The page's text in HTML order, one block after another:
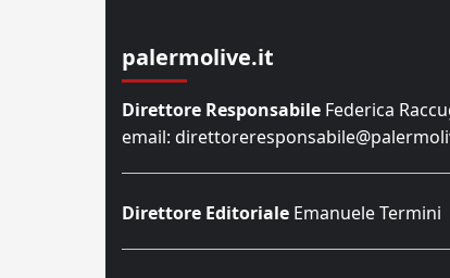
palermolive.it
Direttore Responsabile Federica
email:
Direttore Editoriale Emanuele Termini